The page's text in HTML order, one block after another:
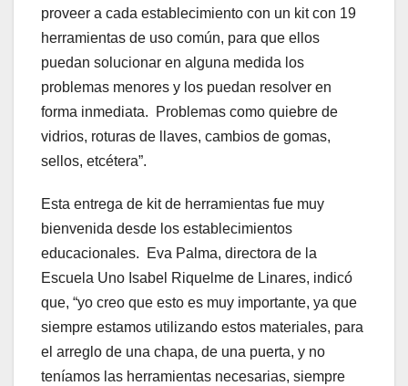
proveer a cada establecimiento con un kit con 19
herramientas de uso común, para que ellos
puedan solucionar en alguna medida los
problemas menores y los puedan resolver en
forma inmediata. Problemas como quiebre de
vidrios, roturas de llaves, cambios de gomas,
sellos, etcétera”.
Esta entrega de kit de herramientas fue muy
bienvenida desde los establecimientos
educacionales. Eva Palma, directora de la
Escuela Uno Isabel Riquelme de Linares, indicó
que, “yo creo que esto es muy importante, ya que
siempre estamos utilizando estos materiales, para
el arreglo de una chapa, de una puerta, y no
teníamos las herramientas necesarias, siempre